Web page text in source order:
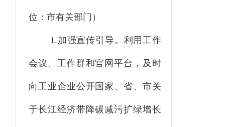
位：市有关部门）
1.加强宣传引导。 利用工作
会议、工作群和官网平台，及时
向工业企业公开国家、省、市关
于长江经济带降碳减污扩绿增长